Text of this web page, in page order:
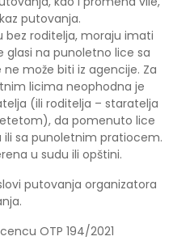
putovanja.
bez roditelja, moraju imati
glasi na punoletno lice sa
može biti iz agencije. Za
licima neophodna je
(ili roditelja – staratelja
da pomenuto lice
sa punoletnim pratiocem.
u sudu ili opštini.
putovanja organizatora
OTP 194/2021